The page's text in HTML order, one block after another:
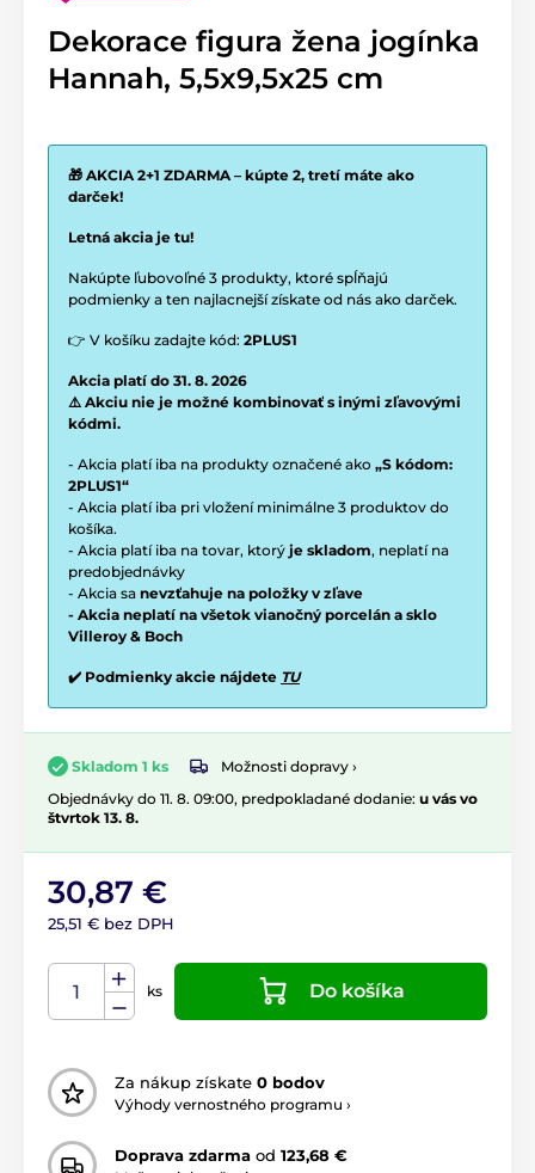
Dekorace figura žena jogínka
Hannah, 5,5x9,5x25 cm
🎁 AKCIA 2+1 ZDARMA – kúpte 2, tretí máte ako
darček!
Letná akcia je tu!
Nakúpte ľubovoľné 3 produkty, ktoré spĺňajú
podmienky a ten najlacnejší získate od nás ako darček.
👉 V košíku zadajte kód: 2PLUS1
Akcia platí do 31. 8. 2026
⚠️ Akciu nie je možné kombinovať s inými zľavovými
kódmi.
- Akcia platí iba na produkty označené ako „S kódom:
2PLUS1“
- Akcia platí iba pri vložení minimálne 3 produktov do
košíka.
- Akcia platí iba na tovar, ktorý je skladom, neplatí na
predobjednávky
- Akcia sa nevzťahuje na položky v zľave
- Akcia neplatí na všetok vianočný porcelán a sklo
Villeroy & Boch
✔️ Podmienky akcie nájdete TU
Skladom 1 ks
Možnosti dopravy ›
Objednávky do 11. 8. 09:00, predpokladané dodanie: u vás vo
štvrtok 13. 8.
30,87 €
25,51 € bez DPH
ks Do košíka
Za nákup získate 0 bodov
Výhody vernostného programu ›
Doprava zdarma od 123,68 €